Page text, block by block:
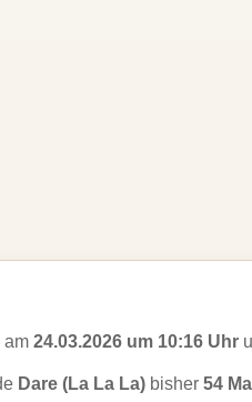
am 24.03.2026 um 10:16 Uhr
Dare (La La La) bisher 54 Mal